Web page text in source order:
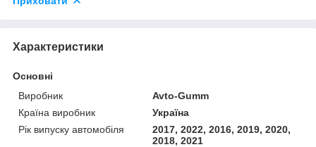
Характеристики
Основні
Виробник
Avto-Gumm
Країна виробник
Україна
Рік випуску автомобіля
2017, 2022, 2016, 2019, 2020,
2018, 2021